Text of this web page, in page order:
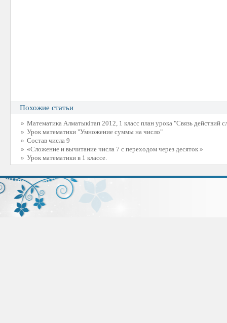
Похожие статьи
» Математика Алматыкітап 2012, 1 класс план урока "Связь действий
» Урок математики "Умножение суммы на число"
» Состав числа 9
» «Сложение и вычитание числа 7 с переходом через десяток »
» Урок математики в 1 классе.